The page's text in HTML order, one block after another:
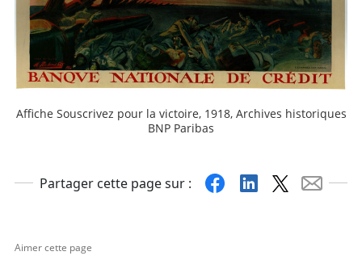
Affiche Souscrivez pour la victoire, 1918, Archives historiques
BNP Paribas
Partager cette page sur : FacebookLinkedin Mail
Aimer cette page